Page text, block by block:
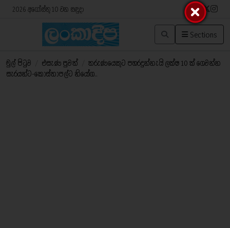
2026 අගෝස්තු 10 වන සඳුදා
Sections
මුල් පිටුව එසැණ පුවත්
තරුණයෙකුට පහරදුන්නැයි ලක්ෂ 10 ක් ගෙවන්න
සැරයන්ට-කොස්තාපල්ට නියෝග..